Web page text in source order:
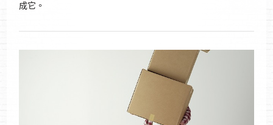
成它。